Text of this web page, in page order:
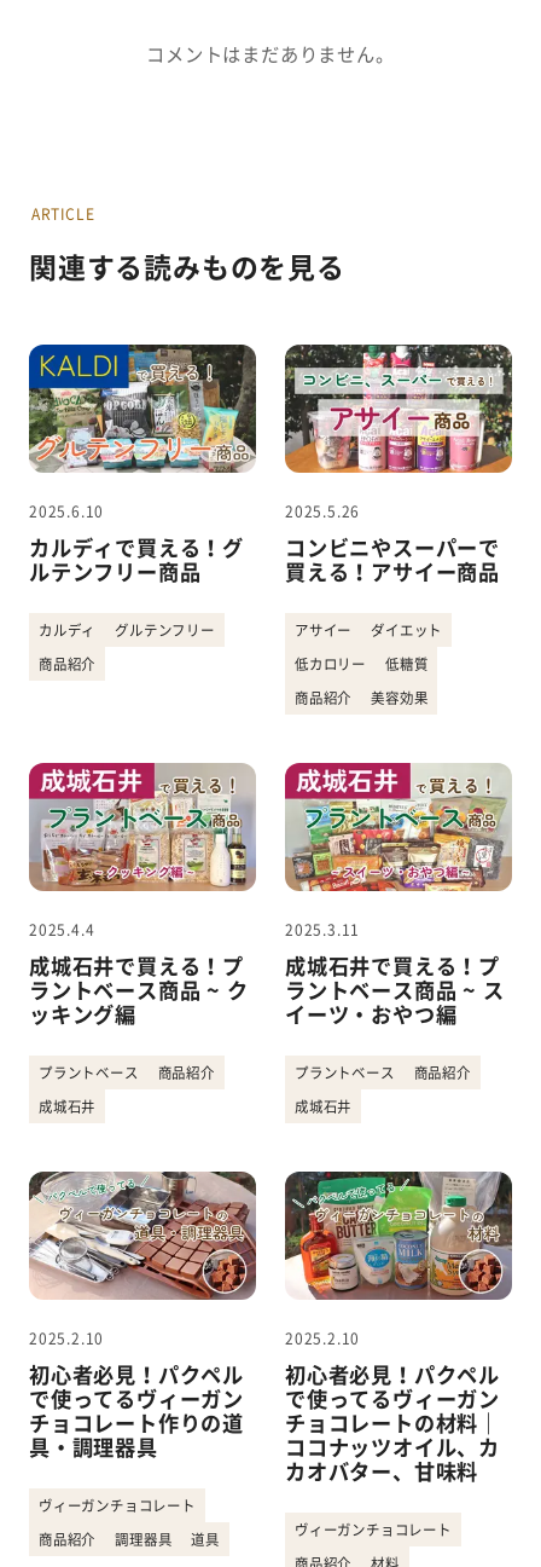
コメントはまだありません。
ARTICLE
関連する読みものを見る
2025.6.10
カルディで買える！グ
ルテンフリー商品
カルディ グルテンフリー
商品紹介
2025.5.26
コンビニやスーパーで
買える！アサイー商品
アサイー ダイエット
低カロリー 低糖質
商品紹介 美容効果
2025.4.4
成城石井で買える！プ
ラントベース商品 ~ ク
ッキング編
プラントベース 商品紹介
成城石井
2025.3.11
成城石井で買える！プ
ラントベース商品 ~ ス
イーツ・おやつ編
プラントベース 商品紹介
成城石井
2025.2.10
初心者必見！パクペル
で使ってるヴィーガン
チョコレート作りの道
具・調理器具
ヴィーガンチョコレート
商品紹介 調理器具 道具
2025.2.10
初心者必見！パクペル
で使ってるヴィーガン
チョコレートの材料｜
ココナッツオイル、カ
カオバター、甘味料
ヴィーガンチョコレート
商品紹介 材料